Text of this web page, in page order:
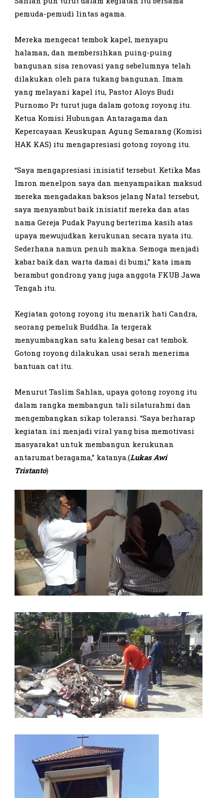
pemuda-pemudi lintas agama.
Mereka mengecat tembok kapel, menyapu
halaman, dan membersihkan puing-puing
bangunan sisa renovasi yang sebelumnya telah
dilakukan oleh para tukang bangunan. Imam
yang melayani kapel itu, Pastor Aloys Budi
Purnomo Pr turut juga dalam gotong royong itu.
Ketua Komisi Hubungan Antaragama dan
Kepercayaan Keuskupan Agung Semarang (Komisi
HAK KAS) itu mengapresiasi gotong royong itu.
“Saya mengapresiasi inisiatif tersebut. Ketika Mas
Imron menelpon saya dan menyampaikan maksud
mereka mengadakan baksos jelang Natal tersebut,
saya menyambut baik inisiatif mereka dan atas
nama Gereja Pudak Payung berterima kasih atas
upaya mewujudkan kerukunan secara nyata itu.
Sederhana namun penuh makna. Semoga menjadi
kabar baik dan warta damai di bumi,” kata imam
berambut gondrong yang juga anggota FKUB Jawa
Tengah itu.
Kegiatan gotong royong itu menarik hati Candra,
seorang pemeluk Buddha. Ia tergerak
menyumbangkan satu kaleng besar cat tembok.
Gotong royong dilakukan usai serah menerima
bantuan cat itu.
Menurut Taslim Sahlan, upaya gotong royong itu
dalam rangka membangun tali silaturahmi dan
mengembangkan sikap toleransi. “Saya berharap
kegiatan ini menjadi viral yang bisa memotivasi
masyarakat untuk membangun kerukunan
antarumat beragama,” katanya.(Lukas Awi
Tristanto)